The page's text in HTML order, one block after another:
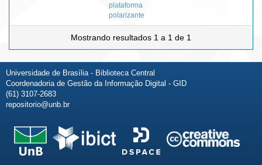
plataforma
polarizante
Mostrando resultados 1 a 1 de 1
Universidade de Brasília - Biblioteca Central
Coordenadoria de Gestão da Informação Digital - GID
(61) 3107-2683
repositorio@unb.br